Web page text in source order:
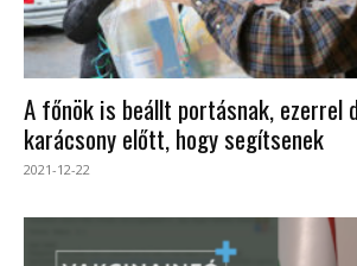
A főnök is beállt portásnak, ezerrel
karácsony előtt, hogy segítsenek
2021-12-22